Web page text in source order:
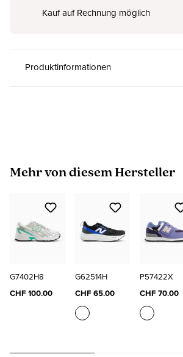
Kauf auf Rechnung möglich
Produktinformationen
Produktgalerie überspringen
Mehr von diesem Hersteller
G7402H8
CHF 100.00
G62514H
CHF 65.00
P57422X
CHF 70.00